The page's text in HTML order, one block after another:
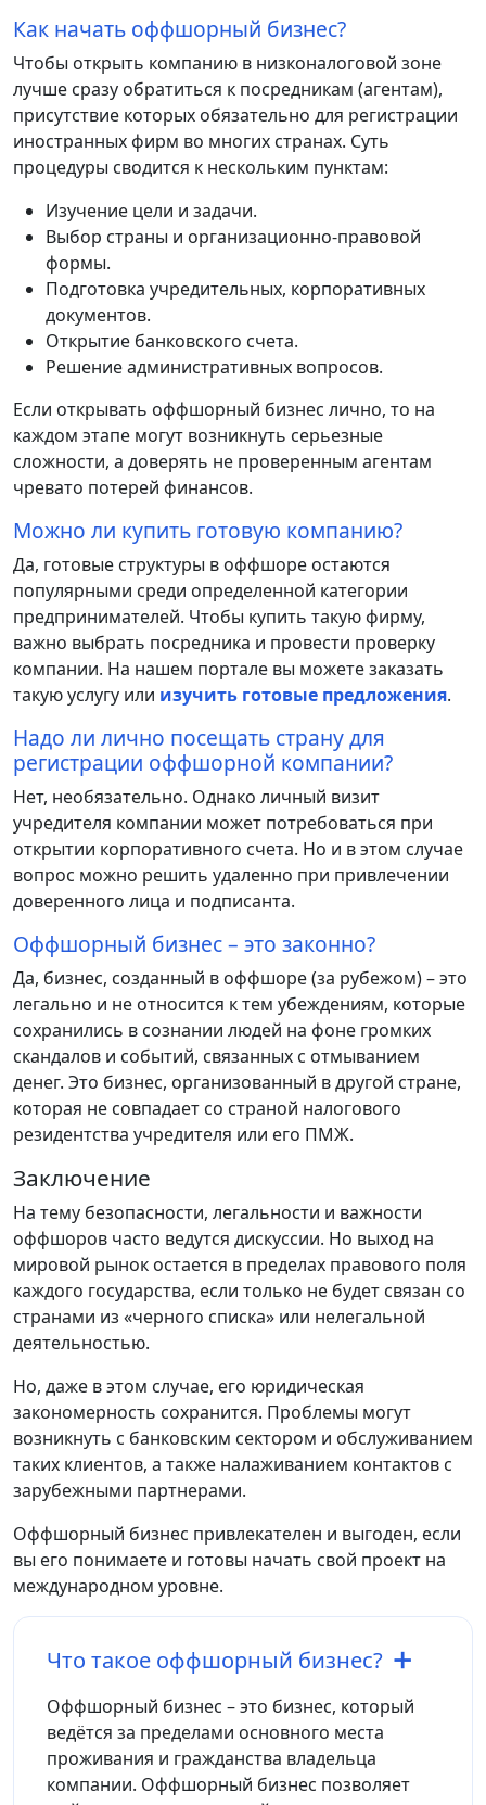
Как начать оффшорный бизнес?
Чтобы открыть компанию в низконалоговой зоне
лучше сразу обратиться к посредникам (агентам),
присутствие которых обязательно для регистрации
иностранных фирм во многих странах. Суть
процедуры сводится к нескольким пунктам:
Изучение цели и задачи.
Выбор страны и организационно-правовой
формы.
Подготовка учредительных, корпоративных
документов.
Открытие банковского счета.
Решение административных вопросов.
Если открывать оффшорный бизнес лично, то на
каждом этапе могут возникнуть серьезные
сложности, а доверять не проверенным агентам
чревато потерей финансов.
Можно ли купить готовую компанию?
Да, готовые структуры в оффшоре остаются
популярными среди определенной категории
предпринимателей. Чтобы купить такую фирму,
важно выбрать посредника и провести проверку
компании. На нашем портале вы можете заказать
такую услугу или изучить готовые предложения.
Надо ли лично посещать страну для
регистрации оффшорной компании?
Нет, необязательно. Однако личный визит
учредителя компании может потребоваться при
открытии корпоративного счета. Но и в этом случае
вопрос можно решить удаленно при привлечении
доверенного лица и подписанта.
Оффшорный бизнес – это законно?
Да, бизнес, созданный в оффшоре (за рубежом) – это
легально и не относится к тем убеждениям, которые
сохранились в сознании людей на фоне громких
скандалов и событий, связанных с отмыванием
денег. Это бизнес, организованный в другой стране,
которая не совпадает со страной налогового
резидентства учредителя или его ПМЖ.
Заключение
На тему безопасности, легальности и важности
оффшоров часто ведутся дискуссии. Но выход на
мировой рынок остается в пределах правового поля
каждого государства, если только не будет связан со
странами из «черного списка» или нелегальной
деятельностью.
Но, даже в этом случае, его юридическая
закономерность сохранится. Проблемы могут
возникнуть с банковским сектором и обслуживанием
таких клиентов, а также налаживанием контактов с
зарубежными партнерами.
Оффшорный бизнес привлекателен и выгоден, если
вы его понимаете и готовы начать свой проект на
международном уровне.
Что такое оффшорный бизнес?
Оффшорный бизнес – это бизнес, который
ведётся за пределами основного места
проживания и гражданства владельца
компании. Оффшорный бизнес позволяет